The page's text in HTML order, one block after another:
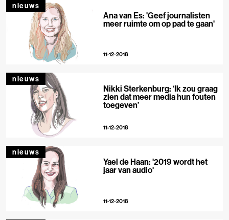
nieuws
Ana van Es: 'Geef journalisten
meer ruimte om op pad te gaan'
11-12-2018
nieuws
Nikki Sterkenburg: ‘Ik zou graag
zien dat meer media hun fouten
toegeven’
11-12-2018
nieuws
Yael de Haan: '2019 wordt het
jaar van audio'
11-12-2018